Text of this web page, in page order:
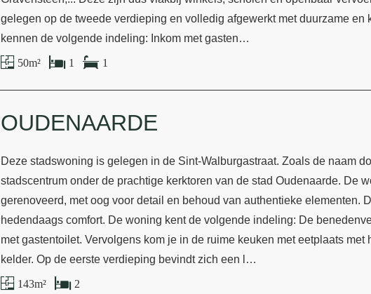
gelegen op de tweede verdieping en volledig afgewerkt met duurzame en
kennen de volgende indeling: Inkom met gasten…
50 m² 1 1
OUDENAARDE
Deze stadswoning is gelegen in de Sint-Walburgastraat. Zoals de naam
stadscentrum onder de prachtige kerktoren van de stad Oudenaarde. De
gerenoveerd, met oog voor detail en behoud van authentieke elementen.
hedendaags comfort. De woning kent de volgende indeling: De
met gastentoilet. Vervolgens kom je in de ruime keuken met eetplaats
kelder. Op de eerste verdieping bevindt zich een l…
143 m² 2